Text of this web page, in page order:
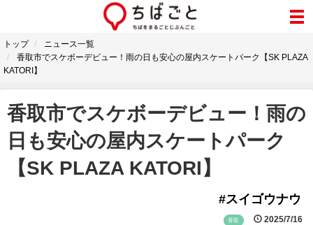
トップ
ニュース一覧
香取市でスケボーデビュー！雨の日も安心の屋内スケートパーク【SK PLAZA
KATORI】
香取市でスケボーデビュー！雨の
日も安心の屋内スケートパーク
【SK PLAZA KATORI】
#スイゴウナウ
香取 2025/7/16